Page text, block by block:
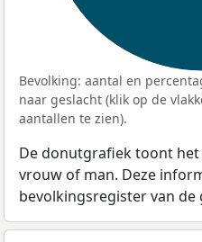
Bevolking: aantal en
naar geslacht (klik op de
aantallen te zien).
De donutgrafiek toont
vrouw of man. Deze
bevolkingsregister van de